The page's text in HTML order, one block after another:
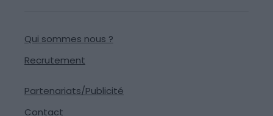
Qui sommes nous ?
Recrutement
Partenariats/Publicité
Contact